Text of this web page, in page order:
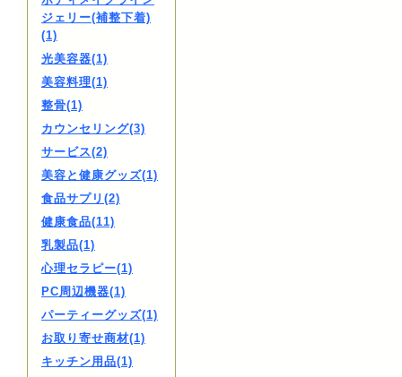
ジェリー(補整下着)
(1)
光美容器(1)
美容料理(1)
整骨(1)
カウンセリング(3)
サービス(2)
美容と健康グッズ(1)
食品サプリ(2)
健康食品(11)
乳製品(1)
心理セラピー(1)
PC周辺機器(1)
パーティーグッズ(1)
お取り寄せ商材(1)
キッチン用品(1)